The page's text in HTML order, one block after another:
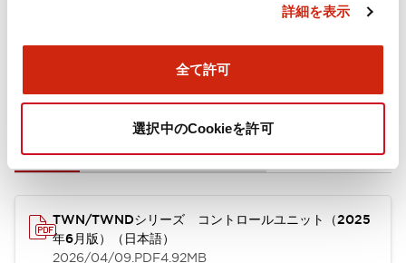
詳細を表示
全て許可
選択中のCookieを許可
ドキュメントとファイル
TWN/TWNDシリーズ コントロールユニット（2025
年6月版）（日本語）
2026/04/09.PDF4.92MB